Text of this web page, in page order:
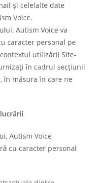
și celelalte date
Voice.
Autism Voice va
caracter personal pe
utilizării Site-
în cadrul secțiunii
în măsura în care ne
Autism Voice
cu caracter personal